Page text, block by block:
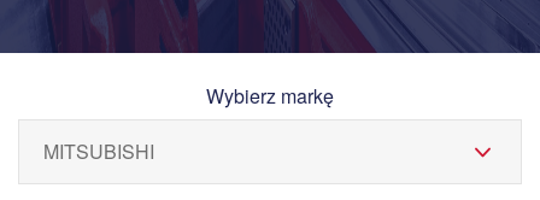
Wybierz markę